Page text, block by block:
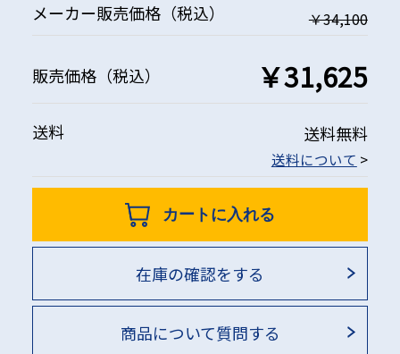
メーカー販売価格（税込） ￥34,100
販売価格（税込） ￥31,625
送料 送料無料
送料について >
カートに入れる
在庫の確認をする
商品について質問する